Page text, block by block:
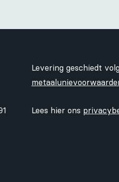
Levering geschiedt
Lees hier ons